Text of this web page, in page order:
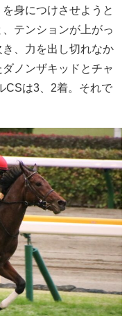
身につけさせようと
テンションが上がっ
、力を出し切れなか
ノンザキッドとチャ
CSは3、2着。それで